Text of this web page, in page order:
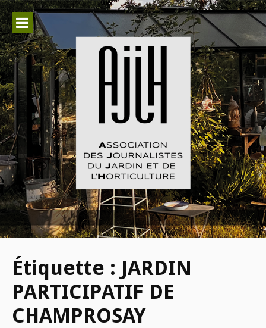
Aller
au
contenu
Association des Journalistes du
Jardin et de l'Horticulture
Étiquette : JARDIN
PARTICIPATIF DE
CHAMPROSAY